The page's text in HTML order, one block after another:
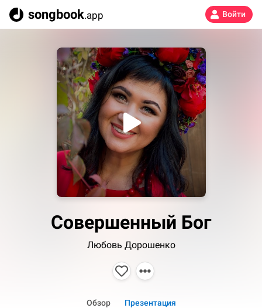
songbook.app Войти
Совершенный Бог
Любовь Дорошенко
Обзор Презентация